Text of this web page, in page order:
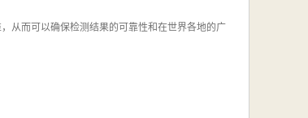
从而可以确保检测结果的可靠性和在世界各地的广